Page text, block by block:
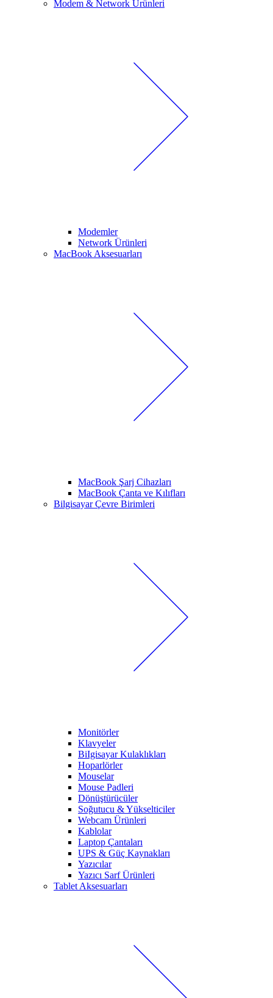
Modem & Network Ürünleri
Modemler
Network Ürünleri
MacBook Aksesuarları
MacBook Şarj Cihazları
MacBook Çanta ve Kılıfları
Bilgisayar Çevre Birimleri
Monitörler
Klavyeler
BiIgisayar Kulaklıkları
Hoparlörler
Mouselar
Mouse Padleri
Dönüştürücüler
Soğutucu & Yükselticiler
Webcam Ürünleri
Kablolar
Laptop Çantaları
UPS & Güç Kaynakları
Yazıcılar
Yazıcı Sarf Ürünleri
Tablet Aksesuarları